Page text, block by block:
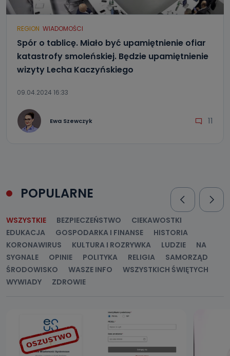
REGION WIADOMOŚCI
Spór o tablicę. Miało być upamiętnienie ofiar
katastrofy smoleńskiej. Będzie upamiętnienie
wizyty Lecha Kaczyńskiego
09.04.2024 16:33
Ewa Szewczyk 11
POPULARNE
WSZYSTKIE BEZPIECZEŃSTWO
CIEKAWOSTKI
EDUKACJA
GOSPODARKA I FINANSE
HISTORIA
KORONAWIRUS
KULTURA I ROZRYWKA LUDZIE
NA
SYGNALE
OPINIE POLITYKA RELIGIA
SAMORZĄD
ŚRODOWISKO
WASZE INFO
WSZYSTKICH ŚWIĘTYCH
WYWIADY
ZDROWIE